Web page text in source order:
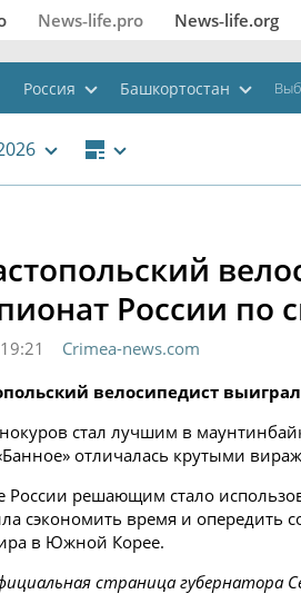
News‑life.pro News‑life.org
Россия Башкортостан
России по
Crimea-news.com
велосипедист
стал лучшим в
отличалась крутыми
России решающим стало
сэкономить время и опередить
в Южной Корее.
страница губернатора